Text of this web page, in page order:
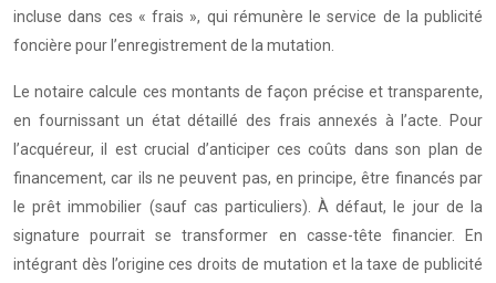
incluse dans ces « frais », qui rémunère le service de la publicité
foncière pour l’enregistrement de la mutation.
Le notaire calcule ces montants de façon précise et transparente,
en fournissant un état détaillé des frais annexés à l’acte. Pour
l’acquéreur, il est crucial d’anticiper ces coûts dans son plan de
financement, car ils ne peuvent pas, en principe, être financés par
le prêt immobilier (sauf cas particuliers). À défaut, le jour de la
signature pourrait se transformer en casse-tête financier. En
intégrant dès l’origine ces droits de mutation et la taxe de publicité